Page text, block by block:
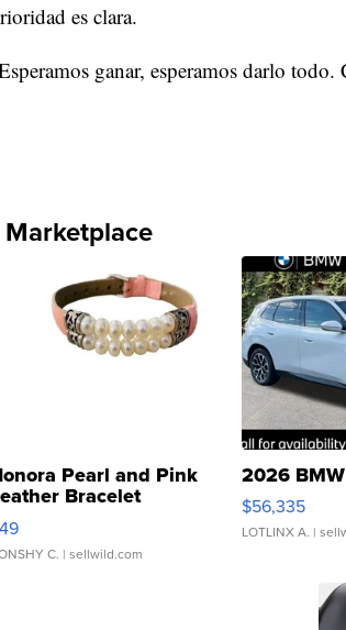
es clara.
ganar, esperamos darlo
Marketplace
Pearl and Pink
Bracelet
Buckle Clo...
C. | sellwild.com
2026
$56,335
LOTLINX A. |